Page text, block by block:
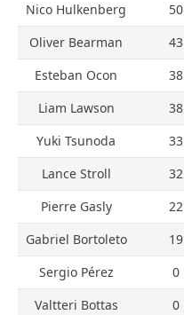
Nico Hulkenberg
50
Oliver Bearman
43
Esteban Ocon
38
Liam Lawson
38
Yuki Tsunoda
33
Lance Stroll
32
Pierre Gasly
22
Gabriel Bortoleto
19
Sergio Pérez
0
Valtteri Bottas
0